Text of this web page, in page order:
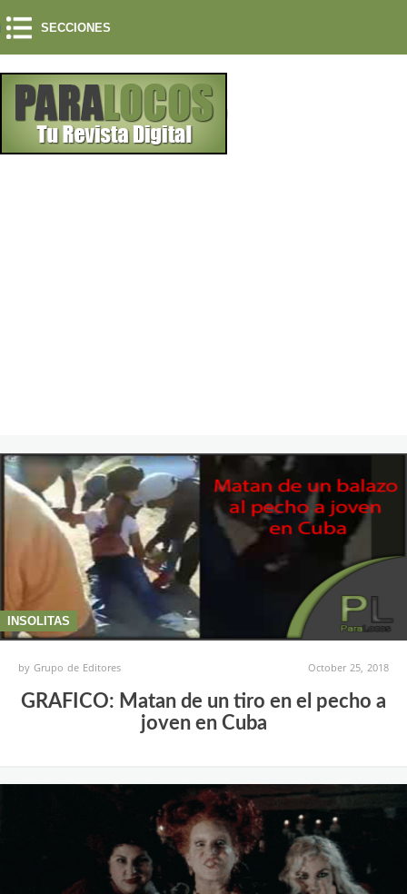
SECCIONES
INSOLITAS
byGrupo de Editores October 25, 2018
GRAFICO: Matan de un tiro en el pecho a
joven en Cuba